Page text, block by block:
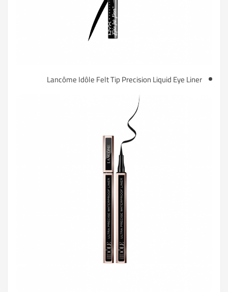
Lancôme Idôle Felt Tip Precision Liquid Eye Liner